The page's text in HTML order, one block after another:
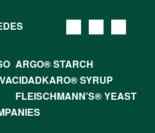
ARGO® STARCH
KARO® SYRUP
FLEISCHMANN’S® YEAST